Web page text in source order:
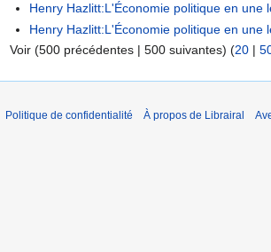
Henry Hazlitt:L'Économie politique en une
Henry Hazlitt:L'Économie politique en
Voir (500 précédentes | 500 suivantes) (20 |
Politique de confidentialité À propos de Librairal